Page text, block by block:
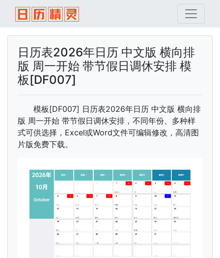
日历表2026年日历 中文版 横向排
版 周一开始 带节假日调休安排 模
板[DF007]
模板[DF007] 日历表2026年日历 中文版 横向排
版 周一开始 带节假日调休安排，不同年份、多种样
式可供选择，Excel或Word文件可编辑修改，高清图
片版免费下载。